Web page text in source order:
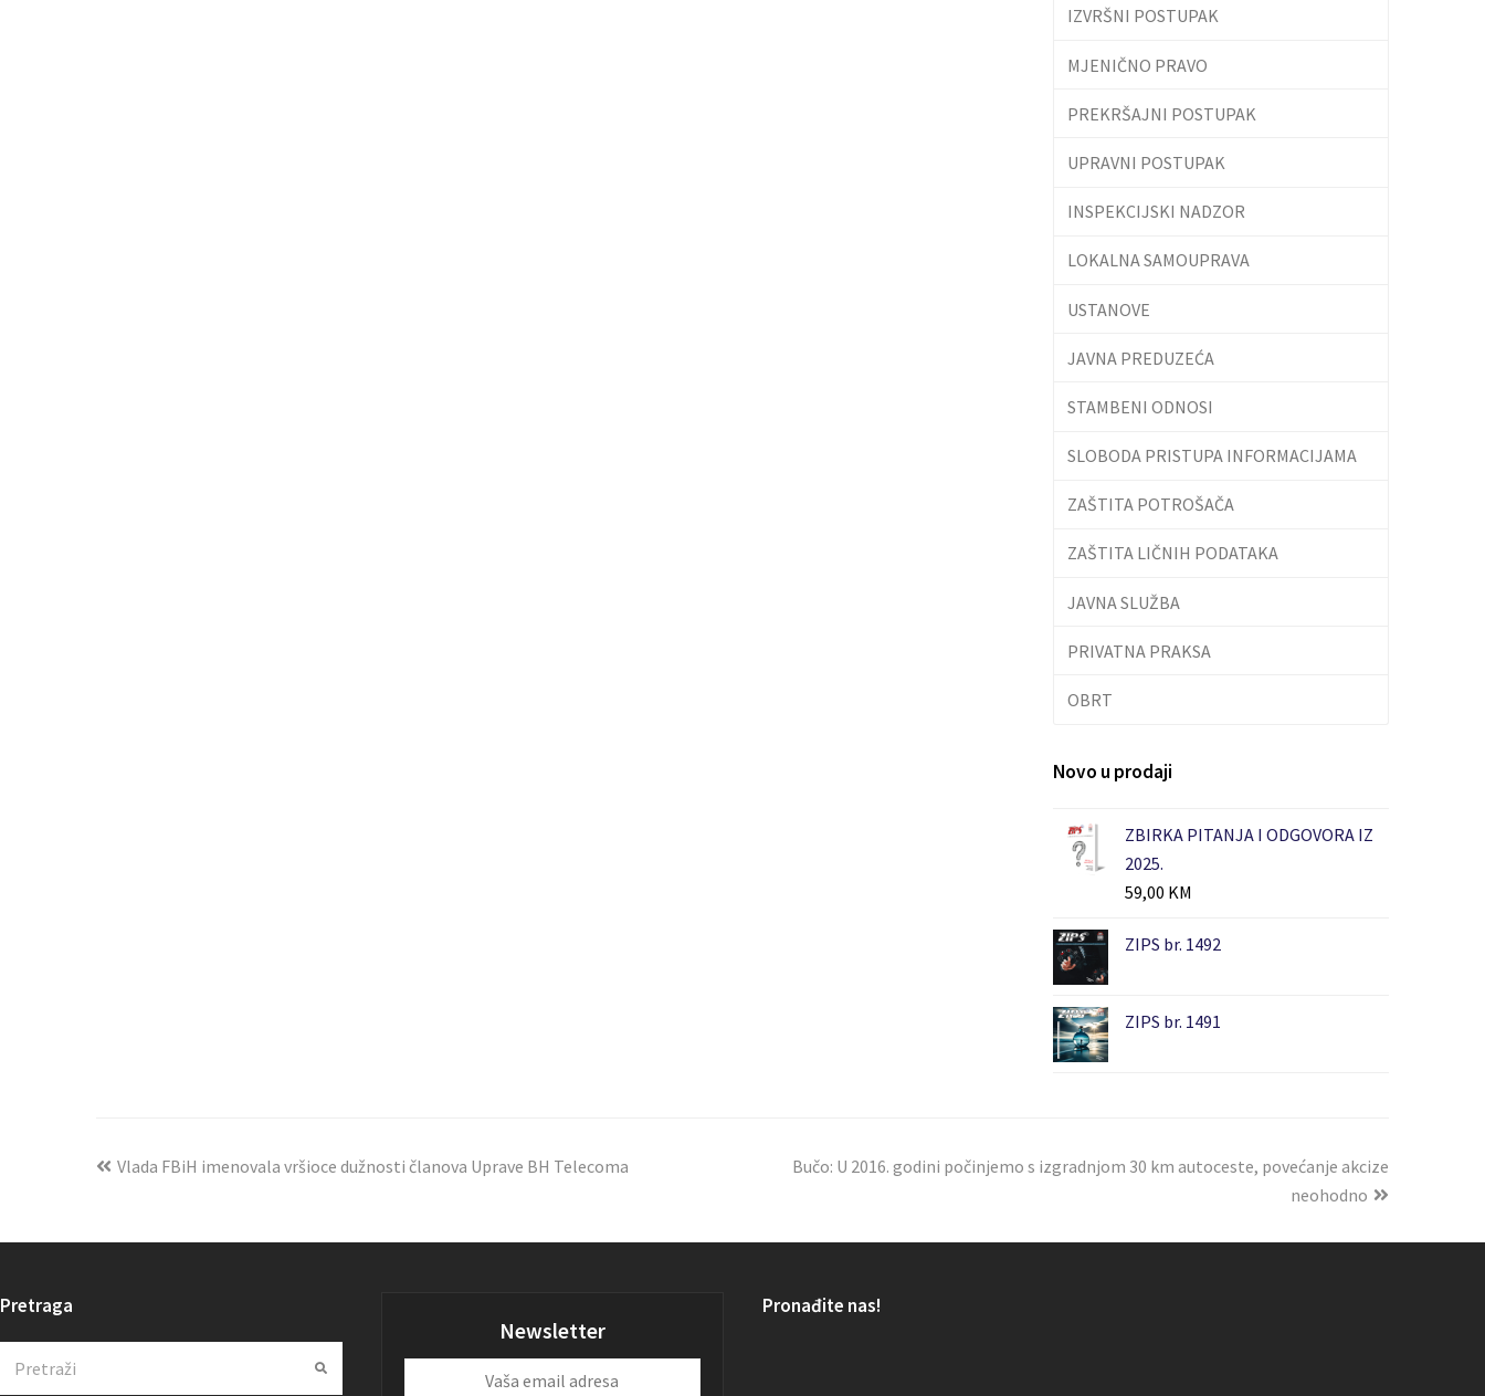
IZVRŠNI POSTUPAK
MJENIČNO PRAVO
PREKRŠAJNI POSTUPAK
UPRAVNI POSTUPAK
INSPEKCIJSKI NADZOR
LOKALNA SAMOUPRAVA
USTANOVE
JAVNA PREDUZEĆA
STAMBENI ODNOSI
SLOBODA PRISTUPA INFORMACIJAMA
ZAŠTITA POTROŠAČA
ZAŠTITA LIČNIH PODATAKA
JAVNA SLUŽBA
PRIVATNA PRAKSA
OBRT
Novo u prodaji
ZBIRKA PITANJA I ODGOVORA IZ
2025.
59,00 KM
ZIPS br. 1492
ZIPS br. 1491
Vlada FBiH imenovala vršioce dužnosti članova Uprave BH Telecoma
Bučo: U 2016. godini počinjemo s izgradnjom 30 km autoceste, povećanje akcize
neohodno
Pretraga
Submit
Newsletter
Pronađite nas!